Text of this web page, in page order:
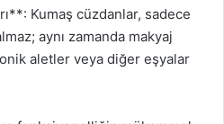
Kumaş cüzdanlar, sadece
aynı zamanda makyaj
aletler veya diğer eşyalar